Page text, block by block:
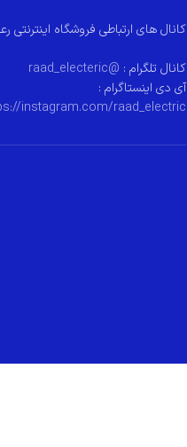
کانال های ارتباطی فروشگاه اینترنتی
کانال تلگرام : @raad_electeric
آی دی اینستاگرام :
instagram.com/raad_electric